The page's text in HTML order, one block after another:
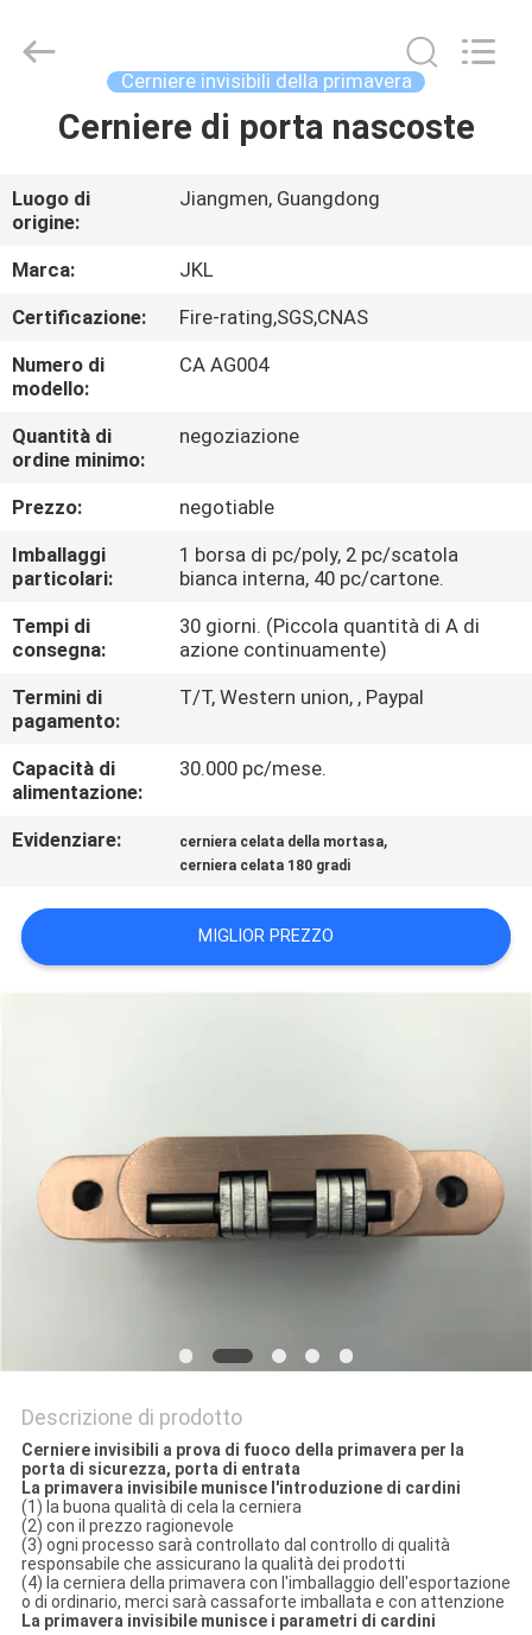
CASA
PRODOTTI
CIRCA
NOI
GIRO
DELLA
FABBRICA
CONTROLLO
DI
QUALITÀ
CONTATTICI
NOTIZIE
CASI
MAPPA
DEL
Products
Co.,Ltd.
Cerniere invisibili della primavera
Cerniere di porta nascoste
Luogo di
origine:
Jiangmen, Guangdong
Marca:
JKL
Certificazione:
Fire-rating,SGS,CNAS
Numero di
modello:
CA AG004
Quantità di
ordine minimo:
negoziazione
Prezzo:
negotiable
Imballaggi
particolari:
1 borsa di pc/poly, 2 pc/scatola
bianca interna, 40 pc/cartone.
Tempi di
consegna:
30 giorni. (Piccola quantità di A di
azione continuamente)
Termini di
pagamento:
T/T, Western union, , Paypal
Capacità di
alimentazione:
30.000 pc/mese.
Evidenziare: cerniera celata della mortasa,
cerniera celata 180 gradi
MIGLIOR PREZZO
Descrizione di prodotto
Cerniere invisibili a prova di fuoco della primavera per la
porta di sicurezza, porta di entrata
La primavera invisibile munisce l'introduzione di cardini
(1) la buona qualità di cela la cerniera
(2) con il prezzo ragionevole
(3) ogni processo sarà controllato dal controllo di qualità
responsabile che assicurano la qualità dei prodotti
(4) la cerniera della primavera con l'imballaggio dell'esportazione
o di ordinario, merci sarà cassaforte imballata e con attenzione
La primavera invisibile munisce i parametri di cardini